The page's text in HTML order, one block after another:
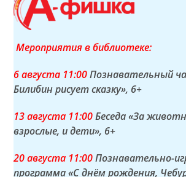
Мероприятия в библиотеке:
6 августа 11:00Познавательный
Билибин рисует сказку», 6+
13 августа 11:00Беседа «За
взрослые, и дети», 6+
20 августа 11:00Познавательно-
программа «С днём рождения,